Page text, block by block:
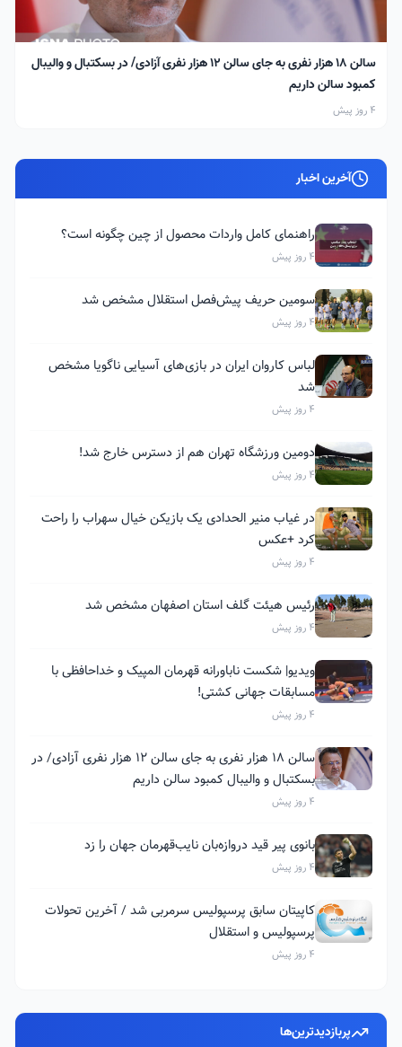
سالن ۱۸ هزار نفری به جای سالن ۱۲ هزار نفری آزادی/ در بسکتبال و والیبال
کمبود سالن داریم
4 روز پیش
آخرین اخبار
راهنمای کامل واردات محصول از چین چگونه است؟
4 روز پیش
سومین حریف پیش‌فصل استقلال مشخص شد
4 روز پیش
لباس کاروان ایران در بازی‌های آسیایی ناگویا مشخص
شد
4 روز پیش
دومین ورزشگاه تهران هم از دسترس خارج شد!
4 روز پیش
در غیاب منیر الحدادی یک بازیکن خیال سهراب را راحت
کرد +عکس
4 روز پیش
رئیس هیئت گلف استان اصفهان مشخص شد
4 روز پیش
ویدیو| شکست ناباورانه قهرمان المپیک و خداحافظی با
مسابقات جهانی کشتی!
4 روز پیش
سالن ۱۸ هزار نفری به جای سالن ۱۲ هزار نفری آزادی/ در
بسکتبال و والیبال کمبود سالن داریم
4 روز پیش
بانوی پیر قید دروازه‌بان نایب‌قهرمان جهان را زد
4 روز پیش
کاپیتان سابق پرسپولیس سرمربی شد / آخرین تحولات
پرسپولیس و استقلال
4 روز پیش
پربازدیدترین‌ها